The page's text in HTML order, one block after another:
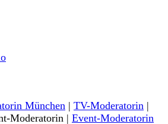
Schönrock
München | TV-Moderatorin |
Moderatorin | Event-Moderatorin